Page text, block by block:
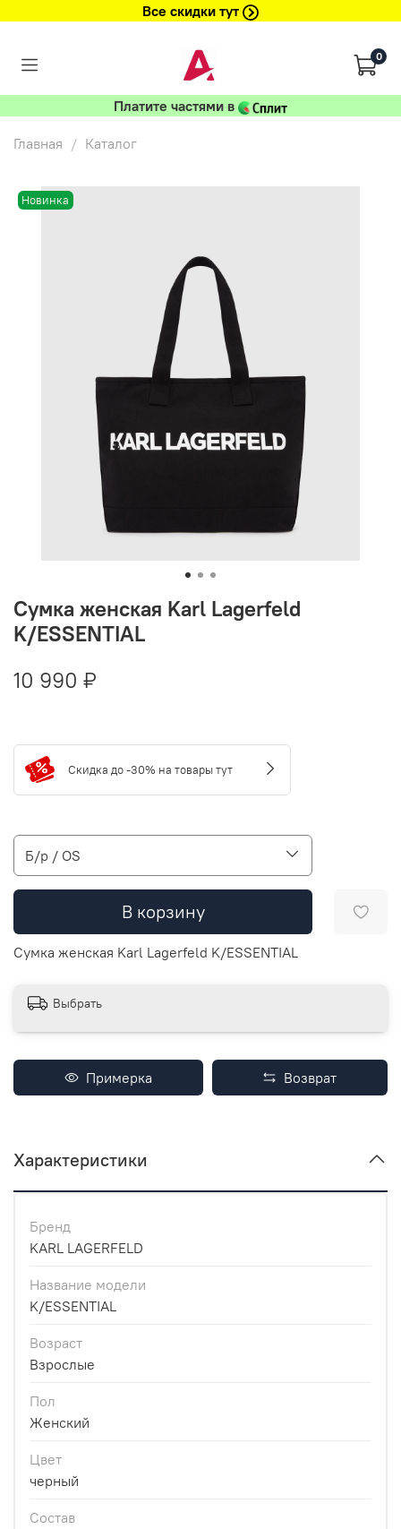
Все скидки тут
0
Платите частями в
Главная Каталог
Новинка
Сумка женская Karl Lagerfeld
K/ESSENTIAL
10 990 ₽
Скидка до -30% на товары тут
Б/р / OS
В корзину
Сумка женская Karl Lagerfeld K/ESSENTIAL
Выбрать
Примерка Возврат
Характеристики
Бренд
KARL LAGERFELD
Название модели
K/ESSENTIAL
Возраст
Взрослые
Пол
Женский
Цвет
черный
Состав